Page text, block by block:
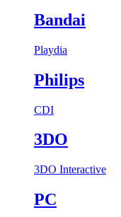
Bandai
Playdia
Philips
CDI
3DO
3DO Interactive
PC